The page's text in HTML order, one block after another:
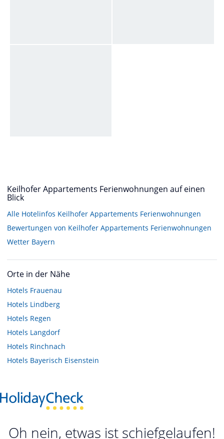
Keilhofer Appartements Ferienwohnungen auf einen
Blick
Alle Hotelinfos Keilhofer Appartements Ferienwohnungen
Bewertungen von Keilhofer Appartements Ferienwohnungen
Wetter Bayern
Orte in der Nähe
Hotels Frauenau
Hotels Lindberg
Hotels Regen
Hotels Langdorf
Hotels Rinchnach
Hotels Bayerisch Eisenstein
Oh nein, etwas ist schiefgelaufen!